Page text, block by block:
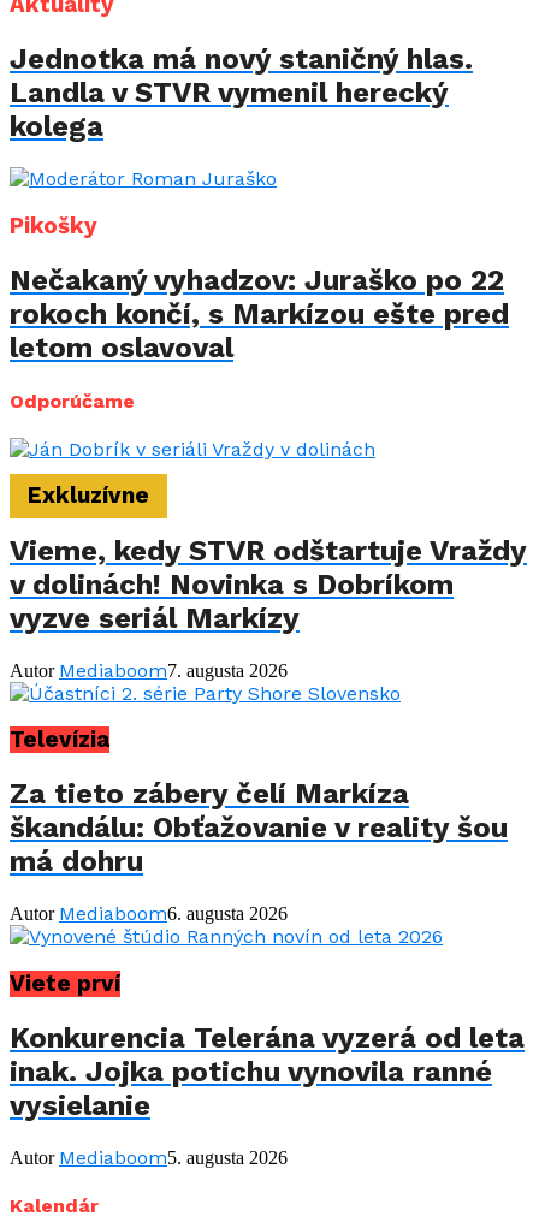
Jednotka má nový staničný hlas.
Landla v STVR vymenil herecký
kolega
Pikošky
Nečakaný vyhadzov: Juraško po 22
rokoch končí, s Markízou ešte pred
letom oslavoval
Odporúčame
Exkluzívne
Vieme, kedy STVR odštartuje Vraždy
v dolinách! Novinka s Dobríkom
vyzve seriál Markízy
Autor Mediaboom7. augusta 2026
Televízia
Za tieto zábery čelí Markíza
škandálu: Obťažovanie v reality šou
má dohru
Autor Mediaboom6. augusta 2026
Viete prví
Konkurencia Telerána vyzerá od leta
inak. Jojka potichu vynovila ranné
vysielanie
Autor Mediaboom5. augusta 2026
Kalendár